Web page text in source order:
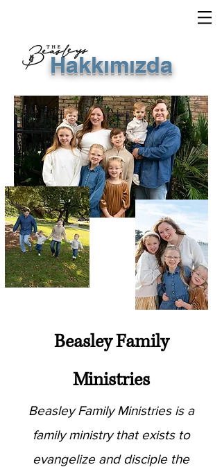
Hakkımızda
Beasley Family
Ministries
Beasley Family Ministries is a
family ministry that exists to
evangelize and disciple the